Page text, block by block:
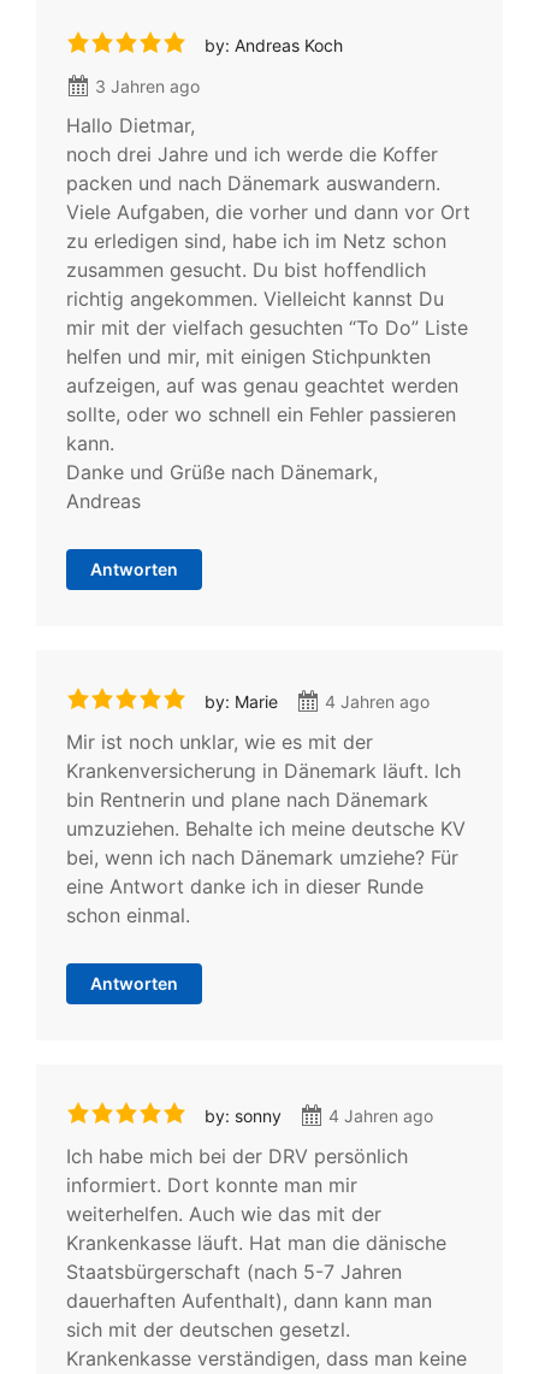
by: Andreas Koch
3 Jahren ago
Hallo Dietmar,
noch drei Jahre und ich werde die Koffer
packen und nach Dänemark auswandern.
Viele Aufgaben, die vorher und dann vor Ort
zu erledigen sind, habe ich im Netz schon
zusammen gesucht. Du bist hoffendlich
richtig angekommen. Vielleicht kannst Du
mir mit der vielfach gesuchten “To Do” Liste
helfen und mir, mit einigen Stichpunkten
aufzeigen, auf was genau geachtet werden
sollte, oder wo schnell ein Fehler passieren
kann.
Danke und Grüße nach Dänemark,
Andreas
Antworten
by: Marie 4 Jahren ago
Mir ist noch unklar, wie es mit der
Krankenversicherung in Dänemark läuft. Ich
bin Rentnerin und plane nach Dänemark
umzuziehen. Behalte ich meine deutsche KV
bei, wenn ich nach Dänemark umziehe? Für
eine Antwort danke ich in dieser Runde
schon einmal.
Antworten
by: sonny 4 Jahren ago
Ich habe mich bei der DRV persönlich
informiert. Dort konnte man mir
weiterhelfen. Auch wie das mit der
Krankenkasse läuft. Hat man die dänische
Staatsbürgerschaft (nach 5-7 Jahren
dauerhaften Aufenthalt), dann kann man
sich mit der deutschen gesetzl.
Krankenkasse verständigen, dass man keine